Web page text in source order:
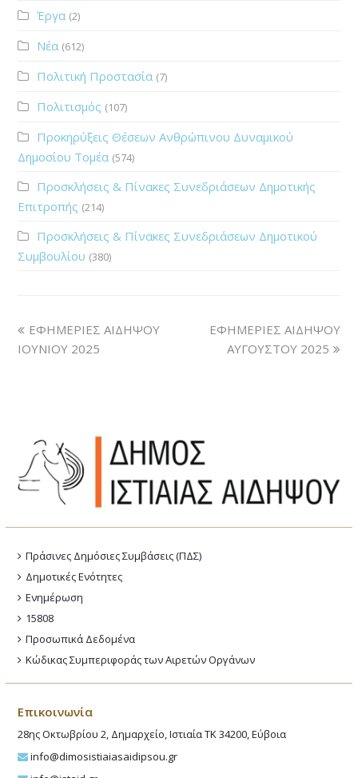
Έργα (2)
Νέα (612)
Πολιτική Προστασία (7)
Πολιτισμός (107)
Προκηρύξεις Θέσεων Ανθρώπινου Δυναμικού
Δημοσίου Τομέα (574)
Προσκλήσεις & Πίνακες Συνεδριάσεων Δημοτικής
Επιτροπής (214)
Προσκλήσεις & Πίνακες Συνεδριάσεων Δημοτικού
Συμβουλίου (380)
ΕΦΗΜΕΡΙΕΣ ΑΙΔΗΨΟΥ
ΙΟΥΝΙΟΥ 2025
ΕΦΗΜΕΡΙΕΣ ΑΙΔΗΨΟΥ
ΑΥΓΟΥΣΤΟΥ 2025
Πράσινες Δημόσιες Συμβάσεις (ΠΔΣ)
Δημοτικές Ενότητες
Ενημέρωση
15808
Προσωπικά Δεδομένα
Κώδικας Συμπεριφοράς των Αιρετών Οργάνων
Επικοινωνία
28ης Οκτωβρίου 2, Δημαρχείο, Ιστιαία ΤΚ 34200, Εύβοια
info@dimosistiaiasaidipsou.gr